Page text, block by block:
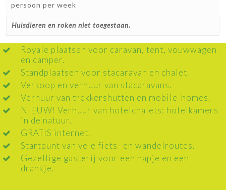
persoon per week
Huisdieren en roken niet toegestaan.
Royale plaatsen voor caravan, tent, vouwwagen
en camper.
Standplaatsen voor stacaravan en chalet.
Verkoop en verhuur van stacaravans.
Verhuur van trekkershutten en mobile-homes.
NIEUW! Verhuur van hotelchalets: hotelkamers
in de natuur.
GRATIS internet.
Startpunt van vele fiets- en wandelroutes.
Gezellige gasterij voor een hapje en een
drankje.